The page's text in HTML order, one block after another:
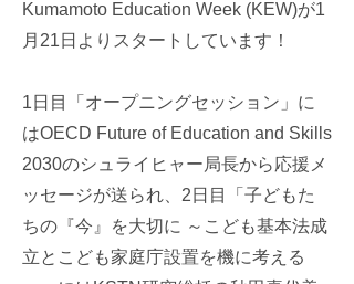
Kumamoto Education Week (KEW)が1
月21日よりスタートしています！
1日目「オープニングセッション」に
はOECD Future of Education and Skills
2030のシュライヒャー局長から応援メ
ッセージが送られ、2日目「子どもた
ちの『今』を大切に ～こども基本法成
立とこども家庭庁設置を機に考える